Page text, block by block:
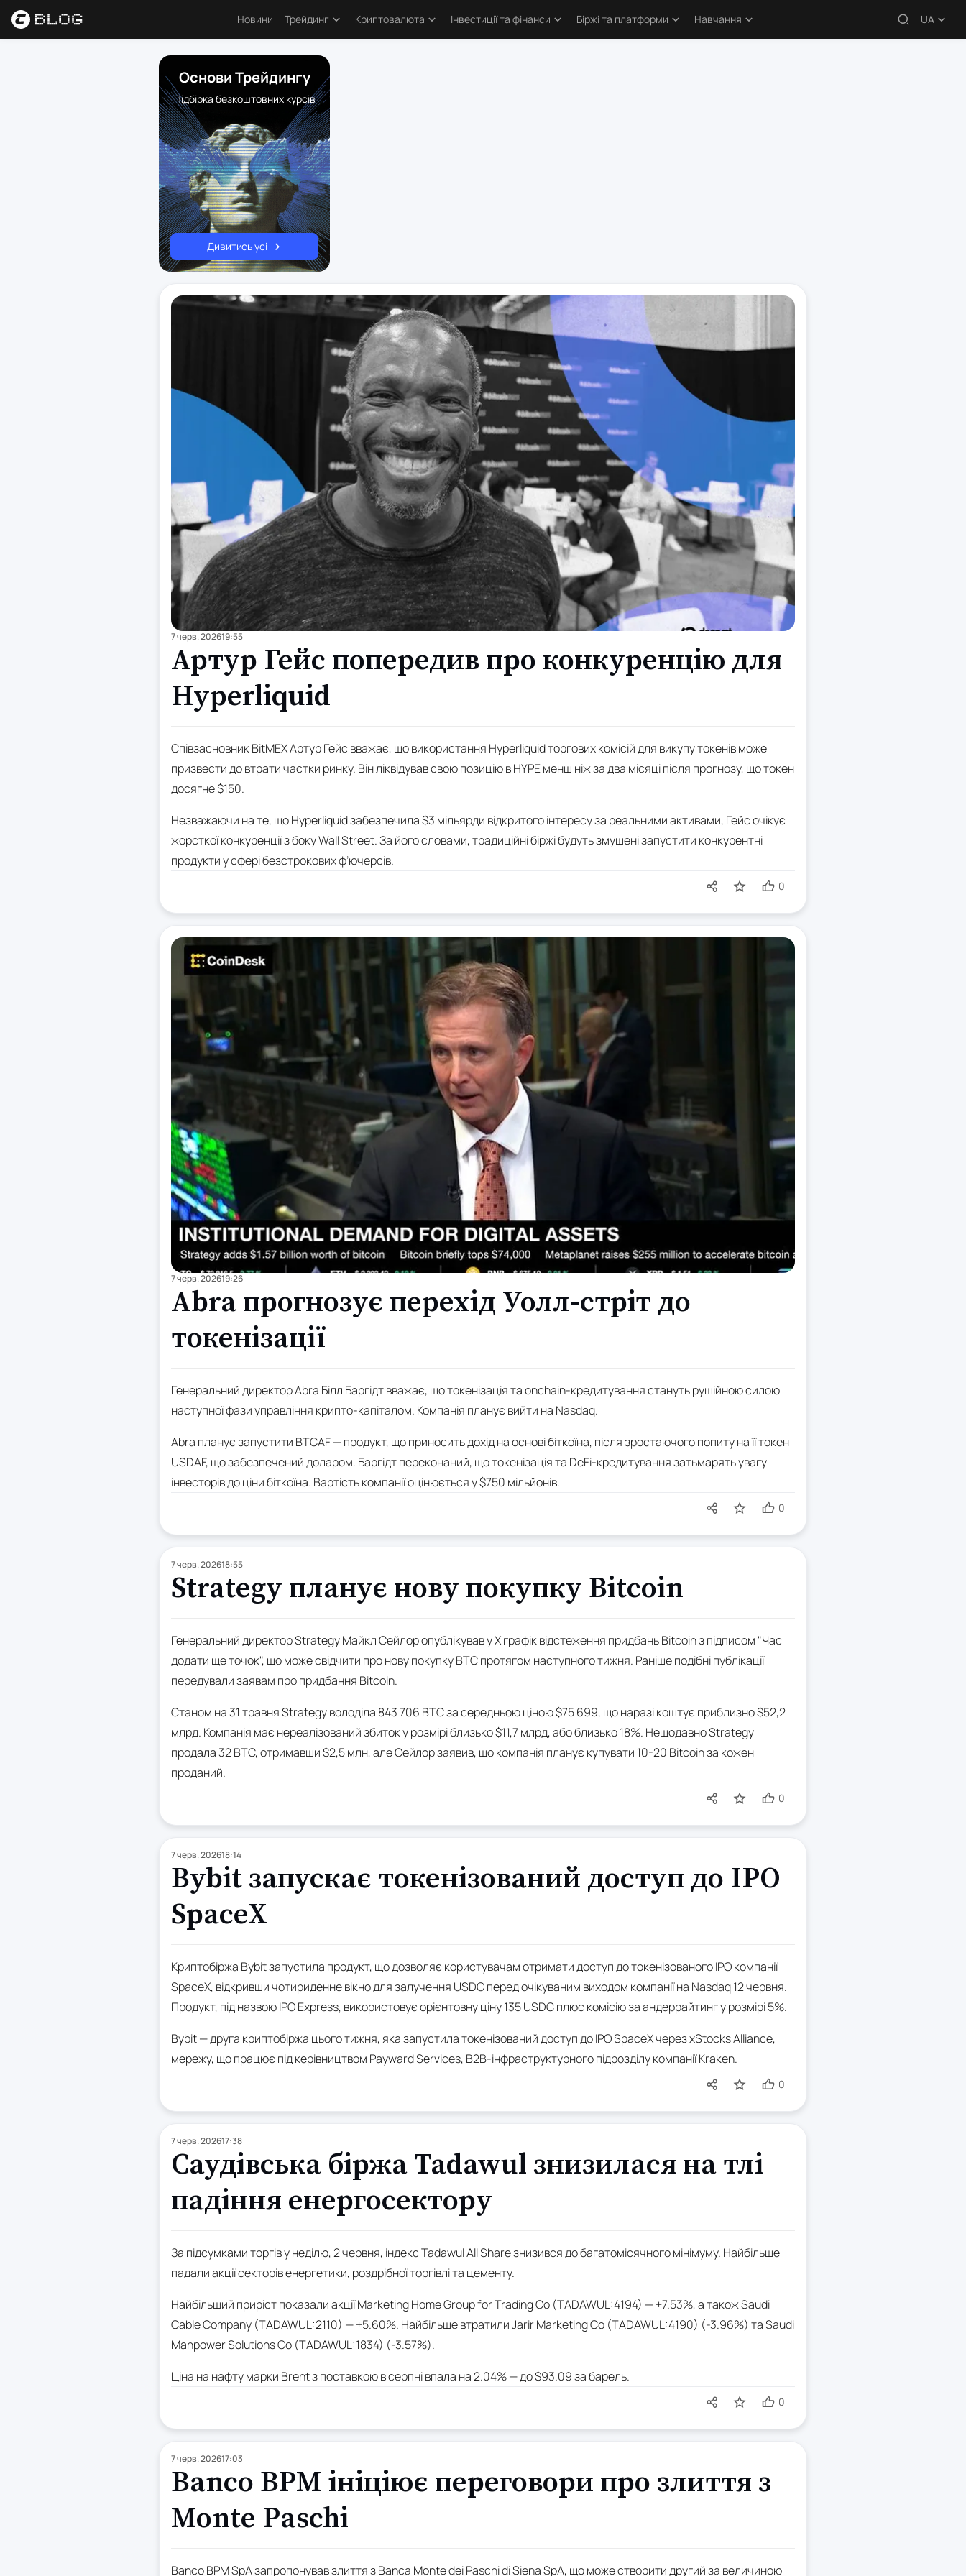
Новини Трейдинг
Аналітика
Основи трейдингу
Психологія трейдинга
Торгові стратегії
Індикатори
Ресурси
Криптовалюта Інвестиції та фінанси Біржі та платформи Навчання UA
Основи Трейдингу
Підбірка безкоштовних курсів
Дивитись усі
7 черв. 202619:55
Артур Гейс попередив про конкуренцію для
Hyperliquid
Співзасновник BitMEX Артур Гейс вважає, що використання Hyperliquid торгових комісій для викупу токенів може
призвести до втрати частки ринку. Він ліквідував свою позицію в HYPE менш ніж за два місяці після прогнозу, що токен
досягне $150.
Незважаючи на те, що Hyperliquid забезпечила $3 мільярди відкритого інтересу за реальними активами, Гейс очікує
жорсткої конкуренції з боку Wall Street. За його словами, традиційні біржі будуть змушені запустити конкурентні
продукти у сфері безстрокових ф’ючерсів.
0
7 черв. 202619:26
Abra прогнозує перехід Уолл-стріт до
токенізації
Генеральний директор Abra Білл Баргідт вважає, що токенізація та onchain-кредитування стануть рушійною силою
наступної фази управління крипто-капіталом. Компанія планує вийти на Nasdaq.
Abra планує запустити BTCAF — продукт, що приносить дохід на основі біткоїна, після зростаючого попиту на її токен
USDAF, що забезпечений доларом. Баргідт переконаний, що токенізація та DeFi-кредитування затьмарять увагу
інвесторів до ціни біткоїна. Вартість компанії оцінюється у $750 мільйонів.
0
7 черв. 202618:55
Strategy планує нову покупку Bitcoin
Генеральний директор Strategy Майкл Сейлор опублікував у X графік відстеження придбань Bitcoin з підписом "Час
додати ще точок", що може свідчити про нову покупку BTC протягом наступного тижня. Раніше подібні публікації
передували заявам про придбання Bitcoin.
Станом на 31 травня Strategy володіла 843 706 BTC за середньою ціною $75 699, що наразі коштує приблизно $52,2
млрд. Компанія має нереалізований збиток у розмірі близько $11,7 млрд, або близько 18%. Нещодавно Strategy
продала 32 BTC, отримавши $2,5 млн, але Сейлор заявив, що компанія планує купувати 10-20 Bitcoin за кожен
проданий.
0
7 черв. 202618:14
Bybit запускає токенізований доступ до IPO
SpaceX
Криптобіржа Bybit запустила продукт, що дозволяє користувачам отримати доступ до токенізованого IPO компанії
SpaceX, відкривши чотириденне вікно для залучення USDC перед очікуваним виходом компанії на Nasdaq 12 червня.
Продукт, під назвою IPO Express, використовує орієнтовну ціну 135 USDC плюс комісію за андеррайтинг у розмірі 5%.
Bybit — друга криптобіржа цього тижня, яка запустила токенізований доступ до IPO SpaceX через xStocks Alliance,
мережу, що працює під керівництвом Payward Services, B2B-інфраструктурного підрозділу компанії Kraken.
0
7 черв. 202617:38
Саудівська біржа Tadawul знизилася на тлі
падіння енергосектору
За підсумками торгів у неділю, 2 червня, індекс Tadawul All Share знизився до багатомісячного мінімуму. Найбільше
падали акції секторів енергетики, роздрібної торгівлі та цементу.
Найбільший приріст показали акції Marketing Home Group for Trading Co (TADAWUL:4194) — +7.53%, а також Saudi
Cable Company (TADAWUL:2110) — +5.60%. Найбільше втратили Jarir Marketing Co (TADAWUL:4190) (-3.96%) та Saudi
Manpower Solutions Co (TADAWUL:1834) (-3.57%).
Ціна на нафту марки Brent з поставкою в серпні впала на 2.04% — до $93.09 за барель.
0
7 черв. 202617:03
Banco BPM ініціює переговори про злиття з
Monte Paschi
Banco BPM SpA запропонував злиття з Banca Monte dei Paschi di Siena SpA, що може створити другий за величиною